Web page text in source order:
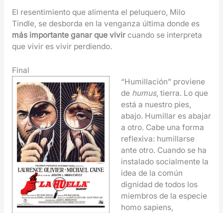
El resentimiento que alimenta el peluquero, Milo
Tindle, se desborda en la venganza última donde es
más importante ganar que vivircuando se interpreta
que vivir es vivir perdiendo.
Final
“Humillación” proviene
de humus, tierra. Lo que
está a nuestro pies,
abajo. Humillar es abajar
a otro. Cabe una forma
reflexiva: humillarse
ante otro. Cuando se ha
instalado socialmente la
idea de la común
dignidad de todos los
miembros de la especie
homo sapiens,